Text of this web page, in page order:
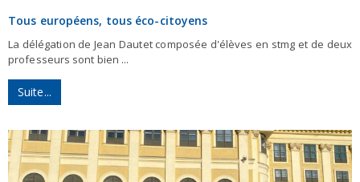
Tous européens, tous éco-citoyens
La délégation de Jean Dautet composée d'élèves en stmg et de deux
professeurs sont bien ...
Suite...